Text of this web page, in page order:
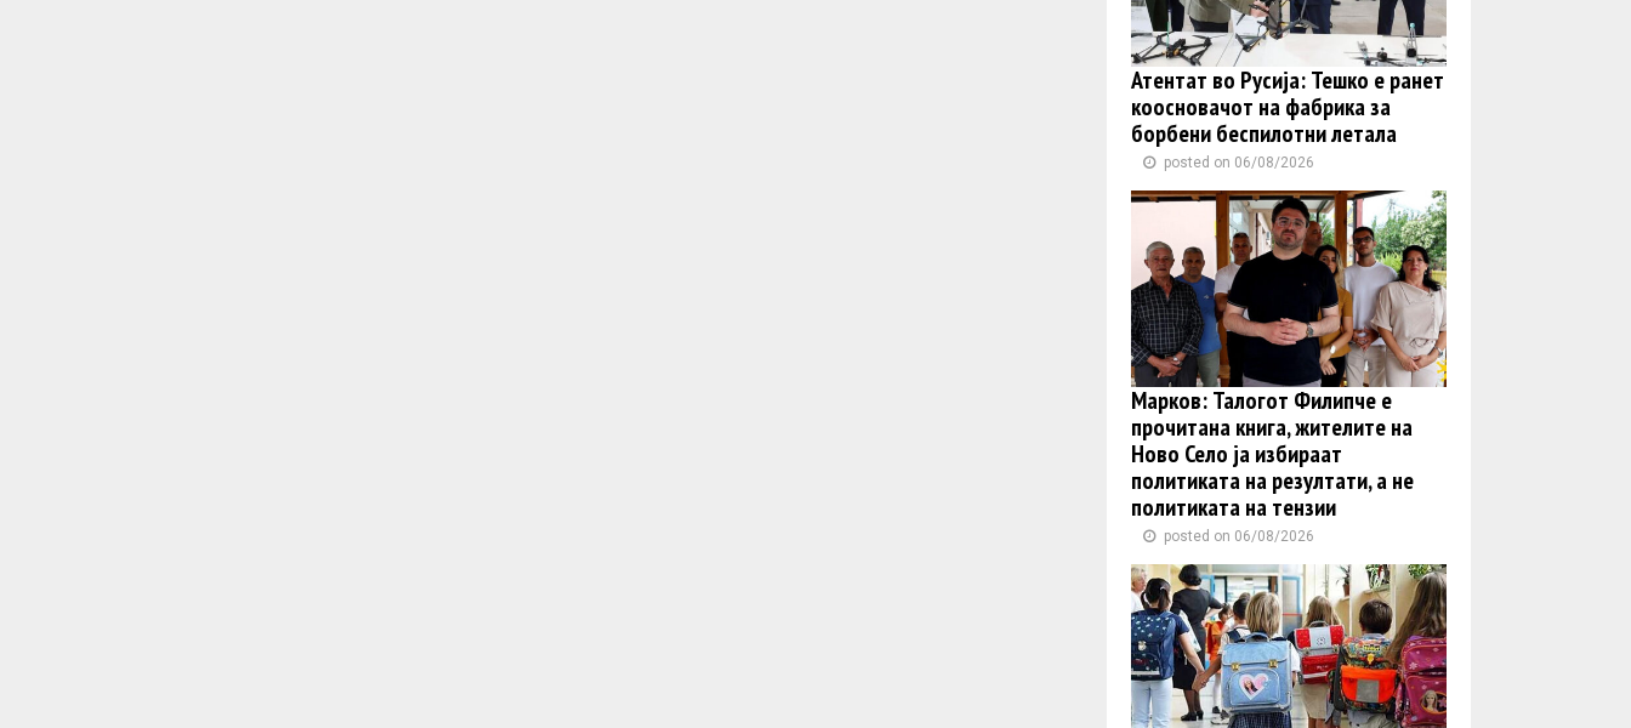
Атентат во Русија: Тешко е ранет
коосновачот на фабрика за
борбени беспилотни летала
posted on 06/08/2026
Марков: Талогот Филипче е
прочитана книга, жителите на
Ново Село ја избираат
политиката на резултати, а не
политиката на тензии
posted on 06/08/2026